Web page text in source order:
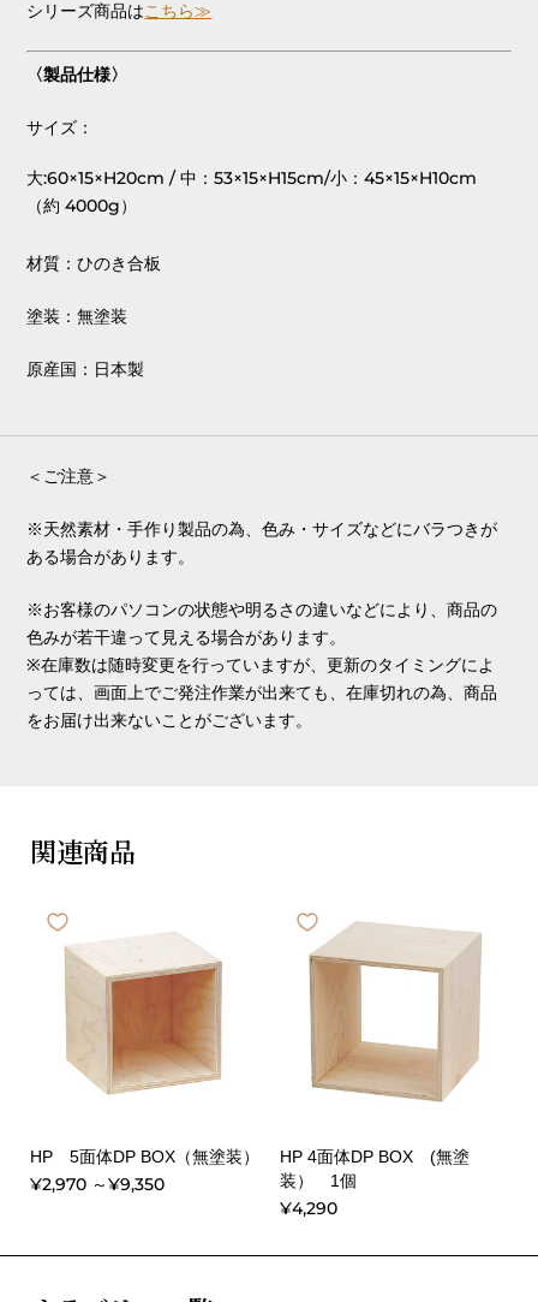
シリーズ商品はこちら≫
〈製品仕様〉
サイズ：
大:60×15×H20cm / 中：53×15×H15cm/小：45×15×H10cm
（約 4000g）
材質：ひのき合板
塗装：無塗装
原産国：日本製
＜ご注意＞
※天然素材・手作り製品の為、色み・サイズなどにバラつきが
ある場合があります。
※お客様のパソコンの状態や明るさの違いなどにより、商品の
色みが若干違って見える場合があります。
※在庫数は随時変更を行っていますが、更新のタイミングによ
っては、画面上でご発注作業が出来ても、在庫切れの為、商品
をお届け出来ないことがございます。
関連商品
HP 5面体DP BOX（無塗装）
¥2,970 ～¥9,350
HP 4面体DP BOX (無塗
装） 1個
¥4,290